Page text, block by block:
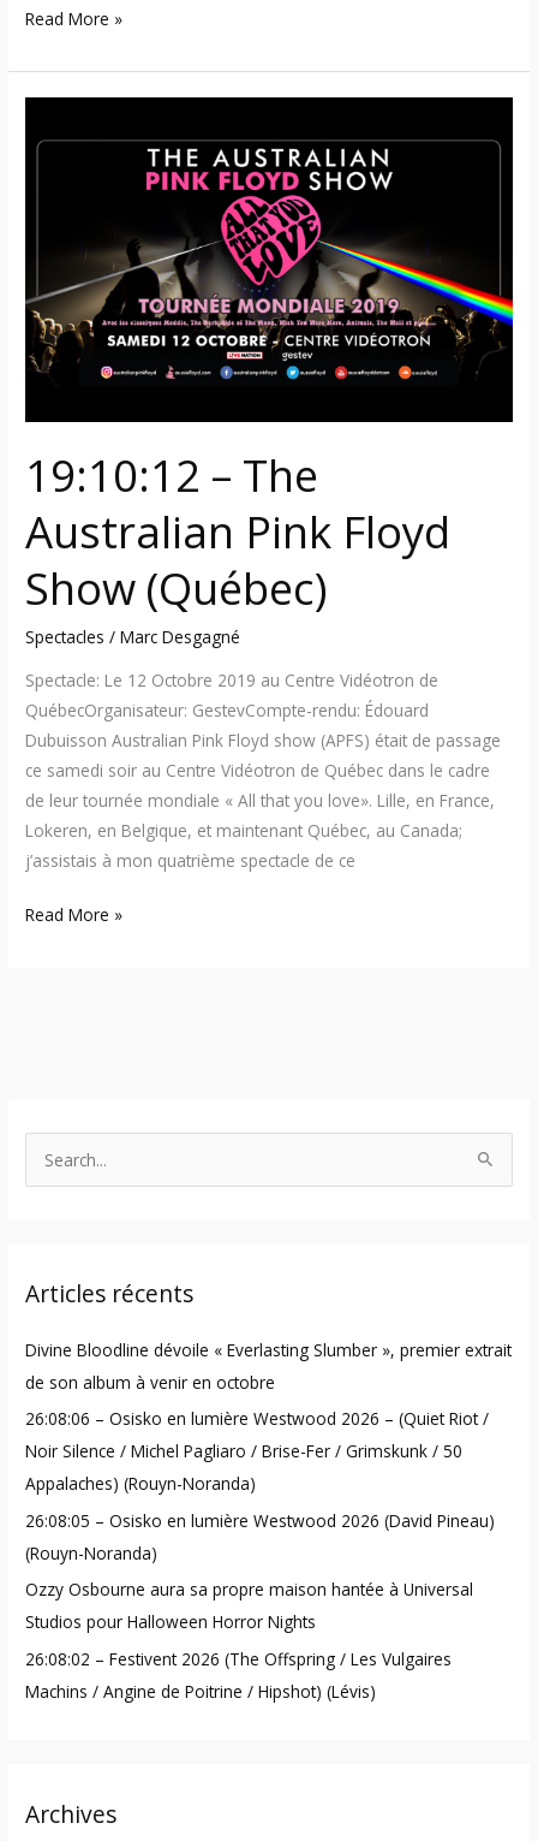
Read More »
19:10:12 – The
Australian Pink Floyd
Show (Québec)
Spectacles /Marc Desgagné
Spectacle: Le 12 Octobre 2019 au Centre Vidéotron de
QuébecOrganisateur: GestevCompte-rendu: Édouard
Dubuisson Australian Pink Floyd show (APFS) était de passage
ce samedi soir au Centre Vidéotron de Québec dans le cadre
de leur tournée mondiale « All that you love». Lille, en France,
Lokeren, en Belgique, et maintenant Québec, au Canada;
j’assistais à mon quatrième spectacle de ce
Show
(Québec)
Read More »
c
f
o
r
:
Articles récents
Divine Bloodline dévoile « Everlasting Slumber », premier extrait
de son album à venir en octobre
26:08:06 – Osisko en lumière Westwood 2026 – (Quiet Riot /
Noir Silence / Michel Pagliaro / Brise-Fer / Grimskunk / 50
Appalaches) (Rouyn-Noranda)
26:08:05 – Osisko en lumière Westwood 2026 (David Pineau)
(Rouyn-Noranda)
Ozzy Osbourne aura sa propre maison hantée à Universal
Studios pour Halloween Horror Nights
26:08:02 – Festivent 2026 (The Offspring / Les Vulgaires
Machins / Angine de Poitrine / Hipshot) (Lévis)
Archives